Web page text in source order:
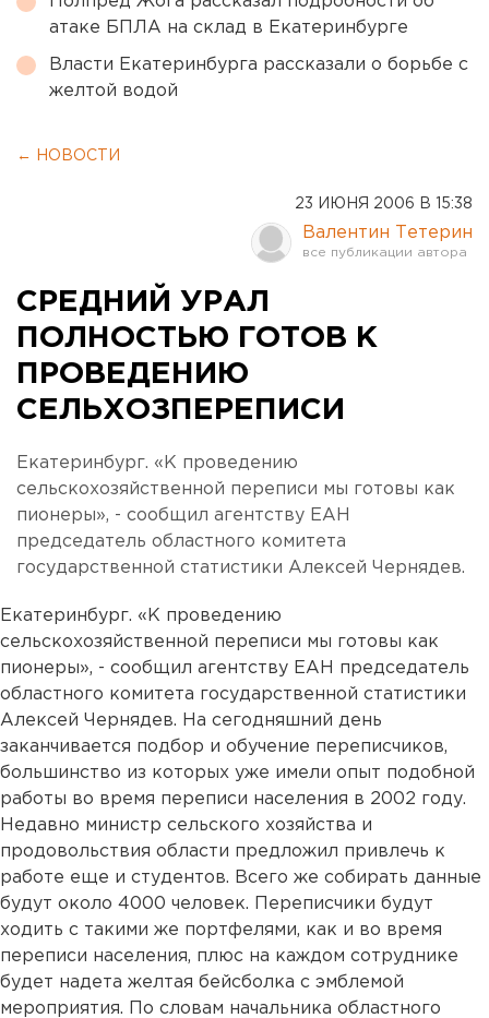
атаке БПЛА на склад в Екатеринбурге
Власти Екатеринбурга рассказали о борьбе с
желтой водой
← НОВОСТИ
23 ИЮНЯ 2006 В 15:38
Валентин Тетерин
СРЕДНИЙ УРАЛ
ПОЛНОСТЬЮ ГОТОВ К
ПРОВЕДЕНИЮ
СЕЛЬХОЗПЕРЕПИСИ
Екатеринбург. «К проведению
сельскохозяйственной переписи мы готовы как
пионеры», - сообщил агентству ЕАН
председатель областного комитета
государственной статистики Алексей Чернядев.
Екатеринбург. «К проведению
сельскохозяйственной переписи мы готовы как
пионеры», - сообщил агентству ЕАН председатель
областного комитета государственной статистики
Алексей Чернядев. На сегодняшний день
заканчивается подбор и обучение переписчиков,
большинство из которых уже имели опыт подобной
работы во время переписи населения в 2002 году.
Недавно министр сельского хозяйства и
продовольствия области предложил привлечь к
работе еще и студентов. Всего же собирать данные
будут около 4000 человек. Переписчики будут
ходить с такими же портфелями, как и во время
переписи населения, плюс на каждом сотруднике
будет надета желтая бейсболка с эмблемой
мероприятия. По словам начальника областного